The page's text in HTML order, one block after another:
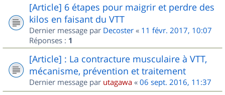
[Article] 6 étapes pour maigrir et perdre des
kilos en faisant du VTT
Dernier message par Decoster « 11 févr. 2017, 10:07
Réponses : 1
[Article] : La contracture musculaire à VTT,
mécanisme, prévention et traitement
Dernier message par utagawa « 06 sept. 2016, 11:37